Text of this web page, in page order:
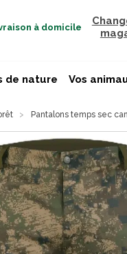
à domicile
de nature Vos
Pantalons temps sec